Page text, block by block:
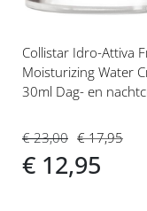
Collistar Idro-Attiva
Moisturizing Water
30ml Dag- en
€ 23,00
€ 12,95
€ 17,95